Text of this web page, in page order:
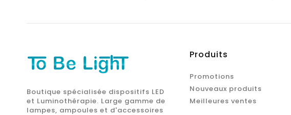
Boutique spécialisée dispositifs LED
et Luminothérapie. Large gamme de
lampes, ampoules et d'accessoires
Produits
Promotions
Nouveaux produits
Meilleures ventes